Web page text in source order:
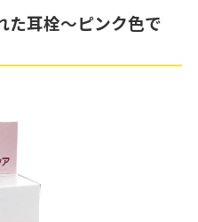
た耳栓～ピンク色で